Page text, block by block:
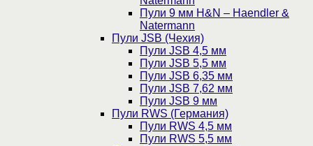
Пули 9 мм H&N – Haendler &
Natermann
Пули JSB (Чехия)
Пули JSB 4,5 мм
Пули JSB 5,5 мм
Пули JSB 6,35 мм
Пули JSB 7,62 мм
Пули JSB 9 мм
Пули RWS (Германия)
Пули RWS 4,5 мм
Пули RWS 5,5 мм